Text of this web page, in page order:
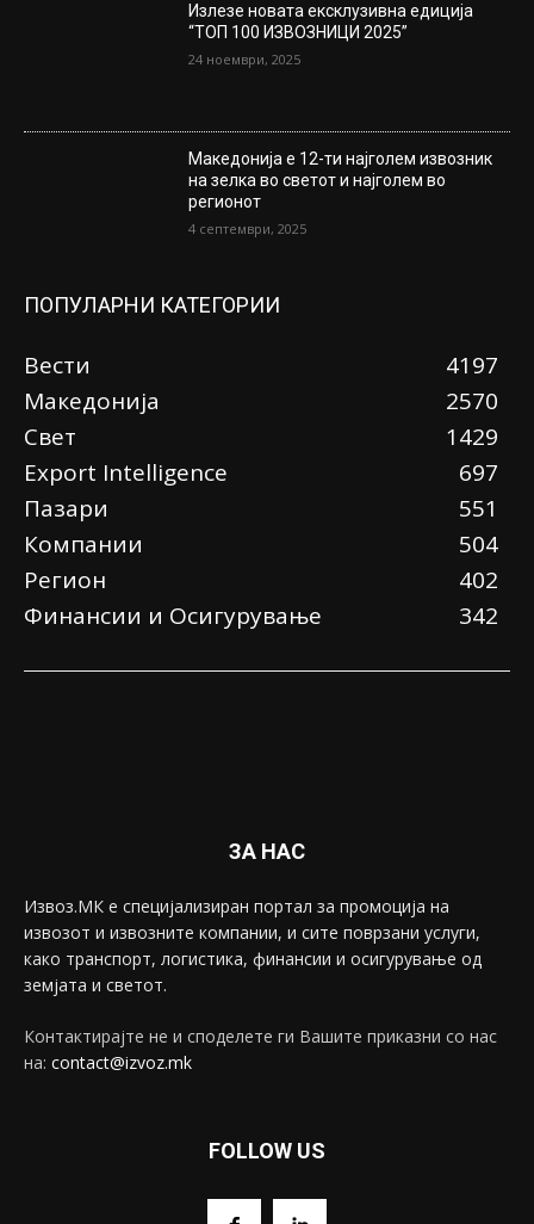
Излезе новата ексклузивна едиција
“ТОП 100 ИЗВОЗНИЦИ 2025”
24 ноември, 2025
Македонија е 12-ти најголем извозник
на зелка во светот и најголем во
регионот
4 септември, 2025
ПОПУЛАРНИ КАТЕГОРИИ
Вести
4197
Македонија
2570
Свет
1429
Еxport Intelligence
697
Пазари
551
Компании
504
Регион
402
Финансии и Осигурување
342
ЗА НАС
Извоз.МК е специјализиран портал за промоција на
извозот и извозните компании, и сите поврзани услуги,
како транспорт, логистика, финансии и осигурување од
земјата и светот.
Контактирајте не и споделете ги Вашите приказни со нас
на: contact@izvoz.mk
FOLLOW US